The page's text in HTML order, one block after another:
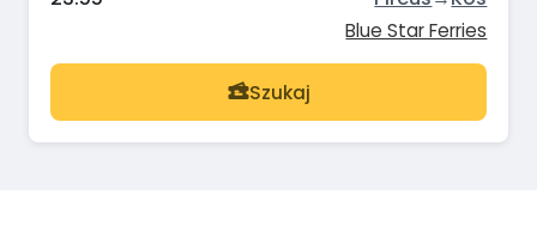
Blue Star Ferries
Szukaj